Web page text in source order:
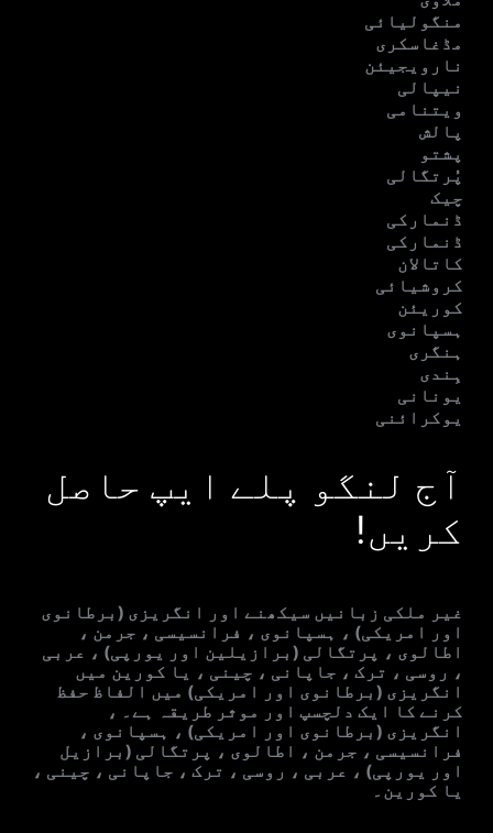
منگولیائی
مڈغاسکری
نارویجیئن
نیپالی
ویتنامی
پالش
پشتو
پُرتگالی
چیک
ڈنمارکی
ڈنمارکی
کاتالان
کروشیائی
کوریئن
ہسپانوی
ہنگری
ہِندی
یونانی
یوکرائنی
آج لنگو پلے ایپ حاصل
کریں!
غیر ملکی زبانیں سیکھنے اور انگریزی (برطانوی
اور امریکی) ، ہسپانوی ، فرانسیسی ، جرمن ،
اطالوی ، پرتگالی (برازیلین اور یورپی) ، عربی
، روسی ، ترک ، جاپانی ، چینی ، یا کورین میں
انگریزی (برطانوی اور امریکی) میں الفاظ حفظ
کرنے کا ایک دلچسپ اور موثر طریقہ ہے۔ ،
انگریزی (برطانوی اور امریکی) ، ہسپانوی ،
فرانسیسی ، جرمن ، اطالوی ، پرتگالی (برازیل
اور یورپی) ، عربی ، روسی ، ترک ، جاپانی ، چینی ،
یا کورین۔